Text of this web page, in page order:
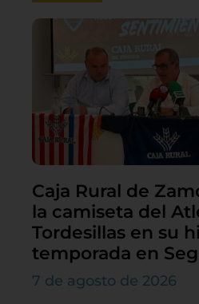
Caja Rural de
la camiseta del
Tordesillas en su
temporada en
7 de agosto de 2026